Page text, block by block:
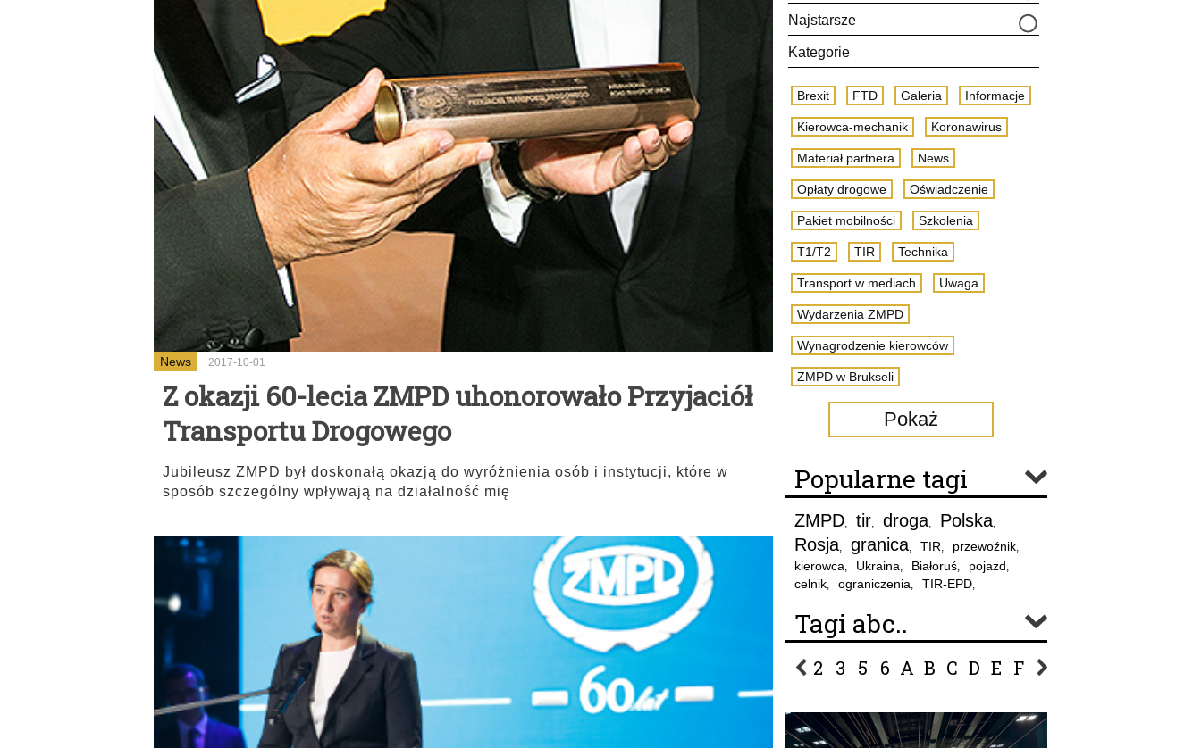
News 2017-10-01
Z okazji 60-lecia ZMPD uhonorowało Przyjaciół
Transportu Drogowego
Jubileusz ZMPD był doskonałą okazją do wyróżnienia osób i instytucji, które w
sposób szczególny wpływają na działalność mię
Najstarsze
Kategorie
Brexit FTD Galeria Informacje
Kierowca-mechanik Koronawirus
Materiał partnera News
Opłaty drogowe Oświadczenie
Pakiet mobilności Szkolenia
T1/T2 TIR Technika
Transport w mediach Uwaga
Wydarzenia ZMPD
Wynagrodzenie kierowców
ZMPD w Brukseli
Pokaż
Popularne tagi
ZMPD, tir, droga, Polska,
Rosja, granica, TIR, przewoźnik,
kierowca, Ukraina, Białoruś, pojazd,
celnik, ograniczenia, TIR-EPD,
Tagi abc..
2 3 5 6 A B C D E F G